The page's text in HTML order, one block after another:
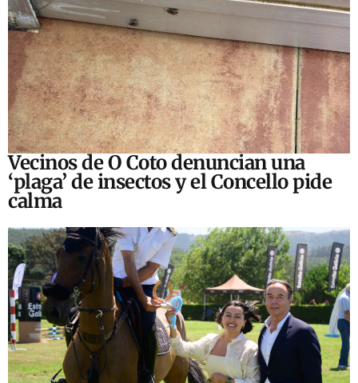
Vecinos de O Coto denuncian una
‘plaga’ de insectos y el Concello pide
calma